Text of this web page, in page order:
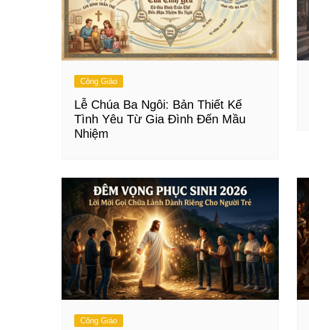
Công Giáo
Lễ Chúa Ba Ngôi: Bản Thiết Kế
Tình Yêu Từ Gia Đình Đến Mầu
Nhiệm
Công Giáo